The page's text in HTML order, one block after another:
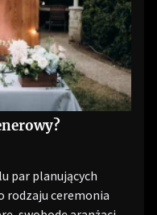
par planujących
rodzaju ceremonia